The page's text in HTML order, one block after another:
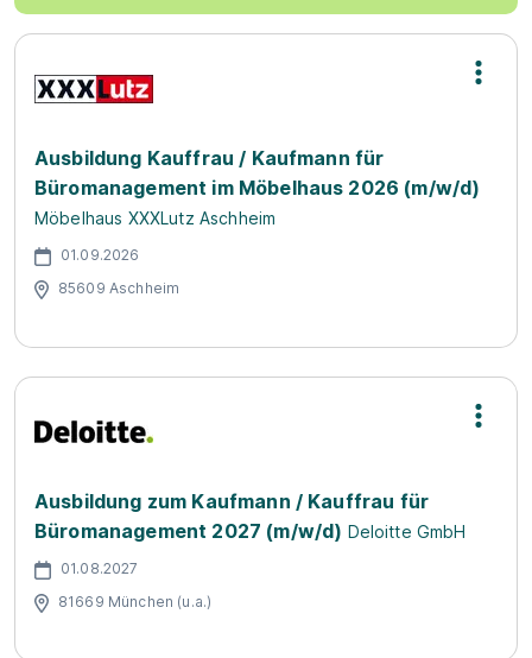
Ausbildung Kauffrau / Kaufmann für
Büromanagement im Möbelhaus 2026 (m/w/d)
Möbelhaus XXXLutz Aschheim
01.09.2026
85609 Aschheim
Ausbildung zum Kaufmann / Kauffrau für
Büromanagement 2027 (m/w/d) Deloitte GmbH
01.08.2027
81669 München (u.a.)